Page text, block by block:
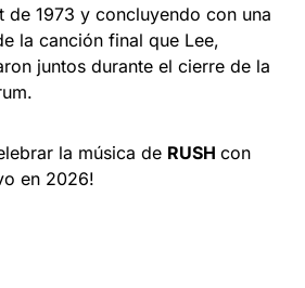
de 1973 y concluyendo con una
la canción final que Lee,
juntos durante el cierre de la
la música de RUSH con
en 2026!